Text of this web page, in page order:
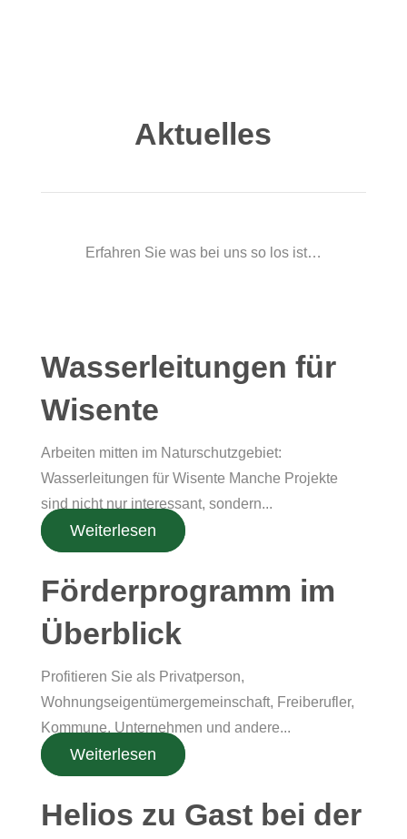
Aktuelles
Erfahren Sie was bei uns so los ist…
Wasserleitungen für
Wisente
Arbeiten mitten im Naturschutzgebiet:
Wasserleitungen für Wisente Manche Projekte
sind nicht nur interessant, sondern...
Weiterlesen
Förderprogramm im
Überblick
Profitieren Sie als Privatperson,
Wohnungseigentümergemeinschaft, Freiberufler,
Kommune, Unternehmen und andere...
Weiterlesen
Helios zu Gast bei der